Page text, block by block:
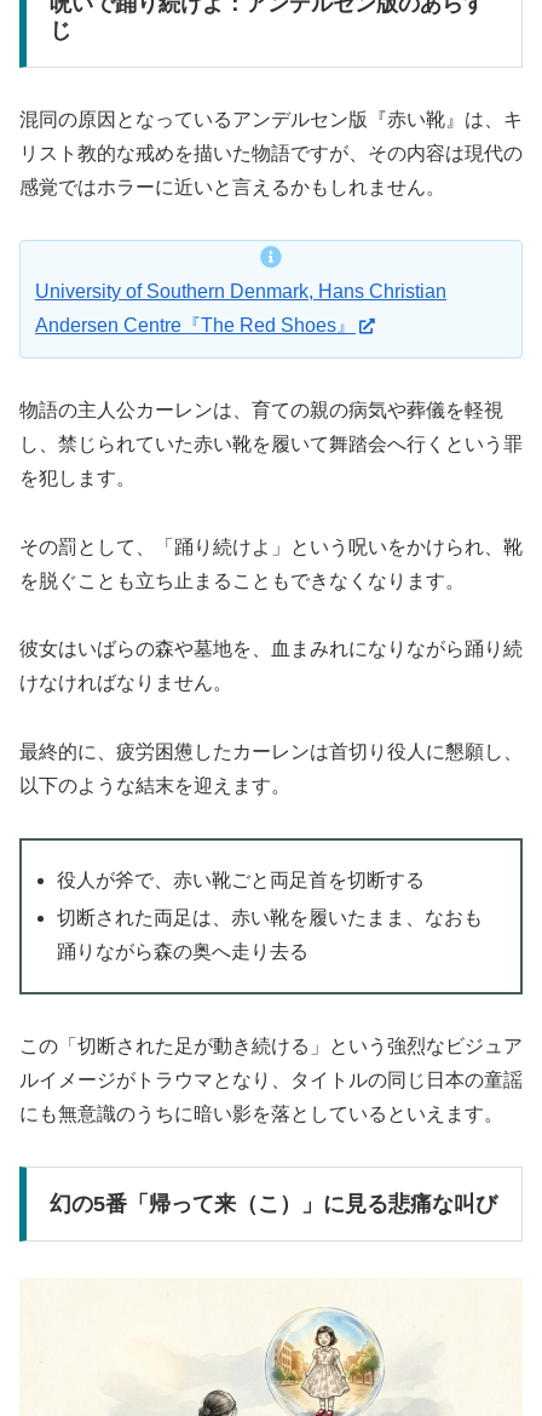
じ
混同の原因となっているアンデルセン版『赤い靴』は、キ
リスト教的な戒めを描いた物語ですが、その内容は現代の
感覚ではホラーに近いと言えるかもしれません。
University of Southern Denmark, Hans Christian
Andersen Centre『The Red Shoes』
物語の主人公カーレンは、育ての親の病気や葬儀を軽視
し、禁じられていた赤い靴を履いて舞踏会へ行くという罪
を犯します。
その罰として、「踊り続けよ」という呪いをかけられ、靴
を脱ぐことも立ち止まることもできなくなります。
彼女はいばらの森や墓地を、血まみれになりながら踊り続
けなければなりません。
最終的に、疲労困憊したカーレンは首切り役人に懇願し、
以下のような結末を迎えます。
役人が斧で、赤い靴ごと両足首を切断する
切断された両足は、赤い靴を履いたまま、なおも
踊りながら森の奥へ走り去る
この「切断された足が動き続ける」という強烈なビジュア
ルイメージがトラウマとなり、タイトルの同じ日本の童謡
にも無意識のうちに暗い影を落としているといえます。
幻の5番「帰って来（こ）」に見る悲痛な叫び